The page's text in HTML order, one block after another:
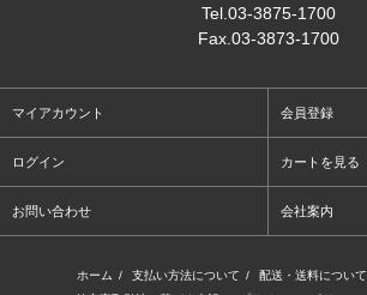
Tel .03-3875-1700
Fax .03-3873-1700
マイアカウント 会員登録
ログイン カートを見る
お問い合わせ 会社案内
ホーム / 支払い方法について / 配送・送料について